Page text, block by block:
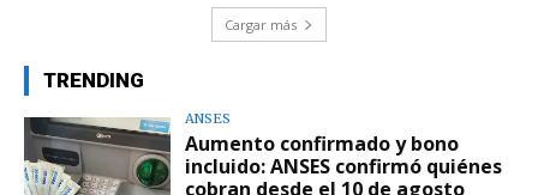
Cargar más
TRENDING
ANSES
Aumento confirmado y bono
incluido: ANSES confirmó quiénes
cobran desde el 10 de agosto